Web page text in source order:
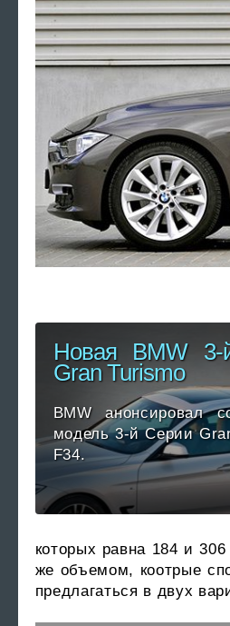
Новая BMW
Gran Turismo
BMW анонсировал
модель 3-й Серии
F34.
которых равна 184 и
же объемом, коотрые
предлагаться в двух